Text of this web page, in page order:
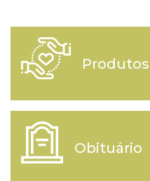
Obituário